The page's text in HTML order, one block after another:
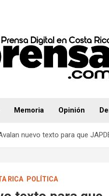
Memoria Opinión
nuevo texto para que
RICA POLÍTICA